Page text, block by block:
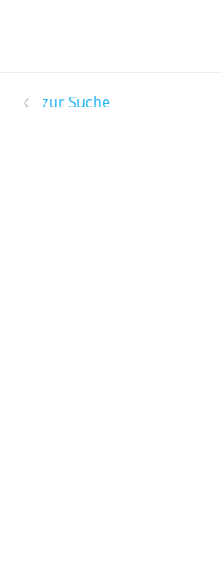
zur Suche